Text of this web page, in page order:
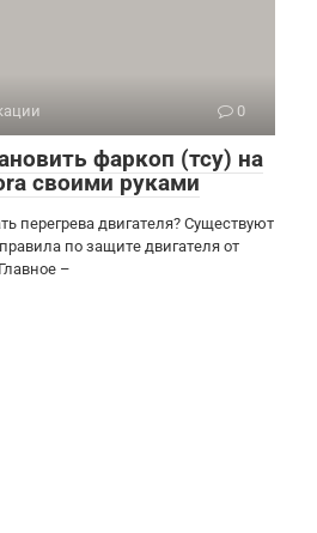
0
фаркоп (тсу) на
своими руками
перегрева двигателя? Существуют
по защите двигателя от
–